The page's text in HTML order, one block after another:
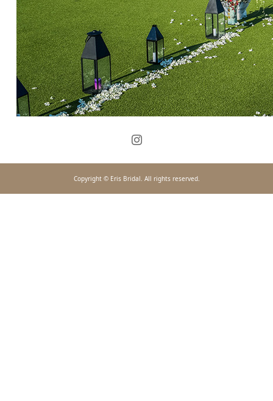
Copyright © Eris Bridal. All rights reserved.